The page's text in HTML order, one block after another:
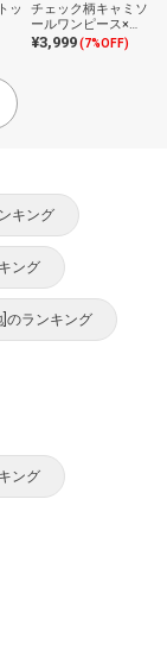
ッ
チェック柄キャミソ
ールワンピース×ク
ロップドトップスニ
ットアンサンブル
¥3,999(7%OFF)
キング
ング
のランキング
ング